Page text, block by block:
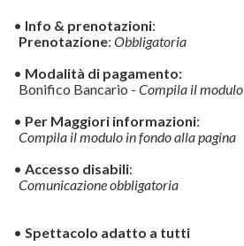
• Info & prenotazioni:
Prenotazione: Obbligatoria
• Modalità di pagamento:
Bonifico Bancario - Compila il modulo
• Per Maggiori informazioni:
Compila il modulo in fondo alla pagina
• Accesso disabili:
Comunicazione obbligatoria
• Spettacolo adatto a tutti